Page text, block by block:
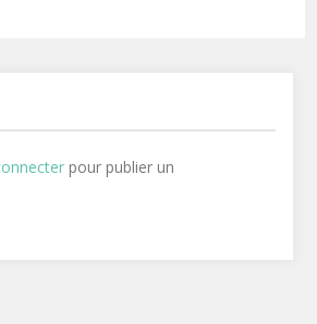
pour publier un